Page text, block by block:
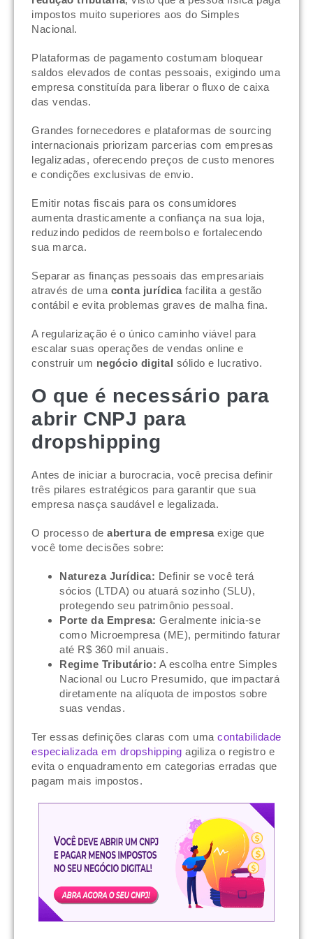
impostos muito superiores aos do Simples
Nacional.
Plataformas de pagamento costumam bloquear
saldos elevados de contas pessoais, exigindo uma
empresa constituída para liberar o fluxo de caixa
das vendas.
Grandes fornecedores e plataformas de sourcing
internacionais priorizam parcerias com empresas
legalizadas, oferecendo preços de custo menores
e condições exclusivas de envio.
Emitir notas fiscais para os consumidores
aumenta drasticamente a confiança na sua loja,
reduzindo pedidos de reembolso e fortalecendo
sua marca.
Separar as finanças pessoais das empresariais
através de uma conta jurídicafacilita a gestão
contábil e evita problemas graves de malha fina.
A regularização é o único caminho viável para
escalar suas operações de vendas online e
construir um negócio digital sólido e lucrativo.
O que é necessário para
abrir CNPJ para
dropshipping
Antes de iniciar a burocracia, você precisa definir
três pilares estratégicos para garantir que sua
empresa nasça saudável e legalizada.
O processo de abertura de empresaexige que
você tome decisões sobre:
Natureza Jurídica: Definir se você terá
sócios (LTDA) ou atuará sozinho (SLU),
protegendo seu patrimônio pessoal.
Porte da Empresa: Geralmente inicia-se
como Microempresa (ME), permitindo faturar
até R$ 360 mil anuais.
Regime Tributário: A escolha entre Simples
Nacional ou Lucro Presumido, que impactará
diretamente na alíquota de impostos sobre
suas vendas.
Ter essas definições claras com uma contabilidade
especializada em dropshipping agiliza o registro e
evita o enquadramento em categorias erradas que
pagam mais impostos.